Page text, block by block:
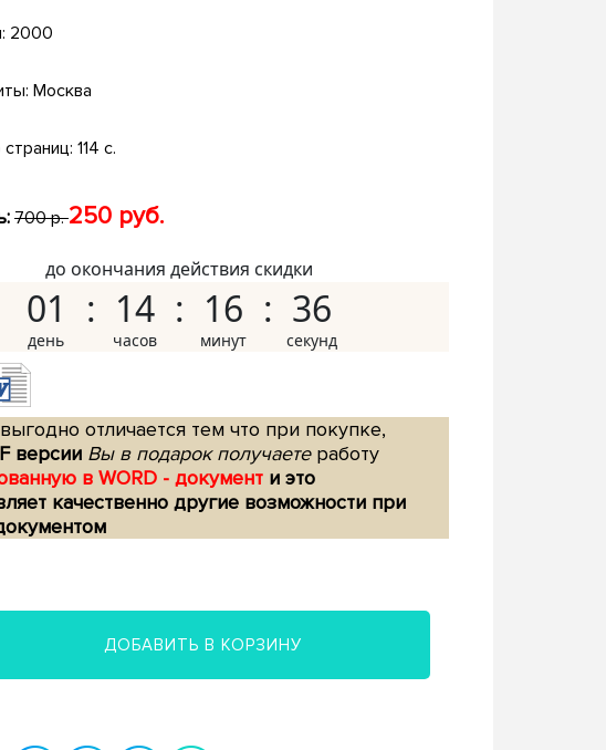
2000
Москва
114 с.
700 р.250 руб.
до окончания действия скидки
01 14 16 35
отличается тем что при покупке,
версии Вы в подарок получаетеработу
в WORD - документ и это
качественно другие возможности при
ДОБАВИТЬ В КОРЗИНУ